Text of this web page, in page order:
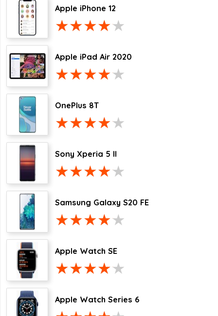
Apple iPhone 12
Apple iPad Air 2020
OnePlus 8T
Sony Xperia 5 II
Samsung Galaxy S20 FE
Apple Watch SE
Apple Watch Series 6